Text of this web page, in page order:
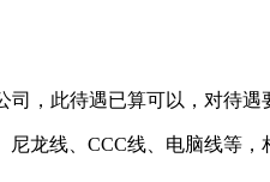
，此待遇已算可以，对待遇
龙线、CCC线、电脑线等